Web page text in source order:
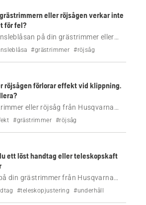
eller röjsågen verkar inte
för fel?
på din grästrimmer eller
Lär dig de vanligaste orsakerna,
#grästrimmer #röjsåg
röjsågen förlorar effekt vid klippning.
eller röjsåg från Husqvarna
Kontrollera de vanligaste
#grästrimmer #röjsåg
ett löst handtag eller teleskopskaft
din grästrimmer från Husqvarna
inte i rätt läge? Lär dig hur du drar
#teleskopjustering #underhåll